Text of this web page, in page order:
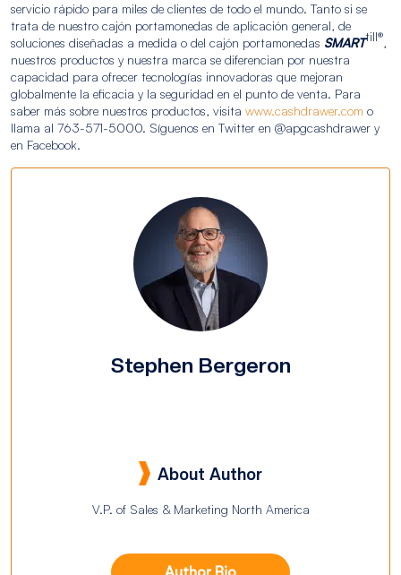
servicio rápido para miles de clientes de todo el mundo. Tanto si se
trata de nuestro cajón portamonedas de aplicación general, de
soluciones diseñadas a medida o del cajón portamonedas SMARTtill®,
nuestros productos y nuestra marca se diferencian por nuestra
capacidad para ofrecer tecnologías innovadoras que mejoran
globalmente la eficacia y la seguridad en el punto de venta. Para
saber más sobre nuestros productos, visita www.cashdrawer.com o
llama al 763-571-5000. Síguenos en Twitter en @apgcashdrawer y
en Facebook.
Stephen Bergeron
About Author
V.P. of Sales & Marketing North America